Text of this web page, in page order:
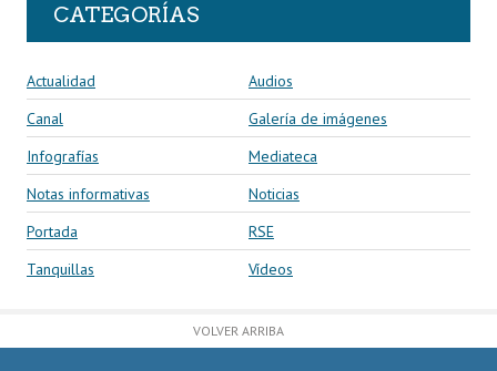
CATEGORÍAS
Actualidad
Audios
Canal
Galería de imágenes
Infografías
Mediateca
Notas informativas
Noticias
Portada
RSE
Tanquillas
Vídeos
VOLVER ARRIBA